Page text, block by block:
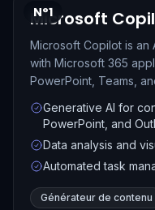
N°1
Microsoft
Microsoft Copilot is an
with Microsoft 365
PowerPoint, Teams,
automate tasks, and
within familiar tools.
Generative AI for
PowerPoint, and
Data analysis and
Automated task
Générateur de contenu